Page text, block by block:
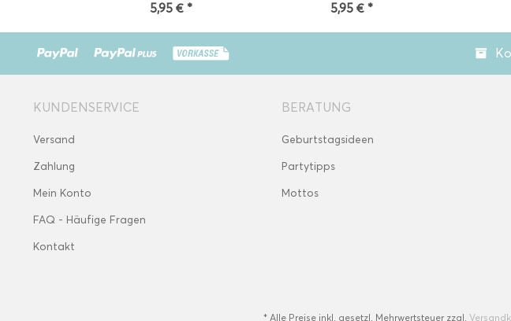
5,95 € * 5,95 € *
KUNDENSERVICE
Versand
Zahlung
Mein Konto
FAQ - Häufige Fragen
Kontakt
BERATUNG
Geburtstagsideen
Partytipps
Mottos
* Alle Preise inkl. gesetzl. Mehrwertsteuer zzgl.